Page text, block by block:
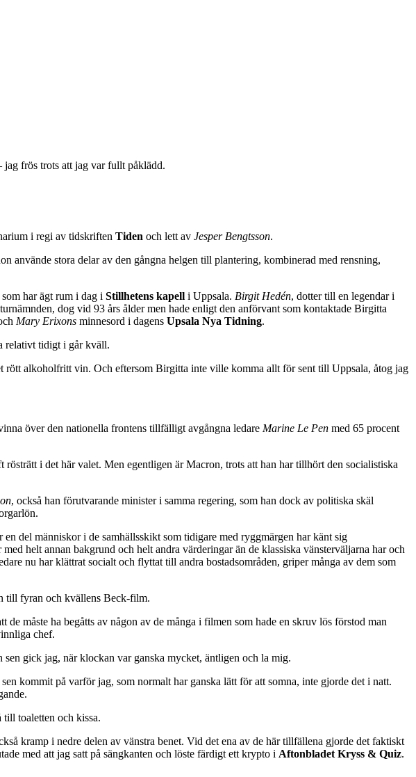
frös trots att jag var fullt påklädd.
i regi av tidskriften Tiden och lett av Jesper Bengtsson.
använde stora delar av den gångna helgen till plantering, kombinerad med rensning,
har ägt rum i dag i Stillhetens kapell i Uppsala. Birgit Hedén, dotter till en legendar i
dog vid 93 års ålder men hade enligt den anförvant som kontaktade Birgitta
Mary Erixons minnesord i dagens Upsala Nya Tidning.
relativt tidigt i går kväll.
rött alkoholfritt vin. Och eftersom Birgitta inte ville komma allt för sent till Uppsala, åtog jag
över den nationella frontens tillfälligt avgångna ledare Marine Le Pen med 65 procent
i det här valet. Men egentligen är Macron, trots att han har tillhört den socialistiska
, också han förutvarande minister i samma regering, som han dock av politiska skäl
del människor i de samhällsskikt som tidigare med ryggmärgen har känt sig
helt annan bakgrund och helt andra värderingar än de klassiska vänsterväljarna har och
nu har klättrat socialt och flyttat till andra bostadsområden, griper många av dem som
till fyran och kvällens Beck-film.
måste ha begåtts av någon av de många i filmen som hade en skruv lös förstod man
chef.
gick jag, när klockan var ganska mycket, äntligen och la mig.
kommit på varför jag, som normalt har ganska lätt för att somna, inte gjorde det i natt.
toaletten och kissa.
kramp i nedre delen av vänstra benet. Vid det ena av de här tillfällena gjorde det faktiskt
med att jag satt på sängkanten och löste färdigt ett krypto i Aftonbladet Kryss & Quiz.